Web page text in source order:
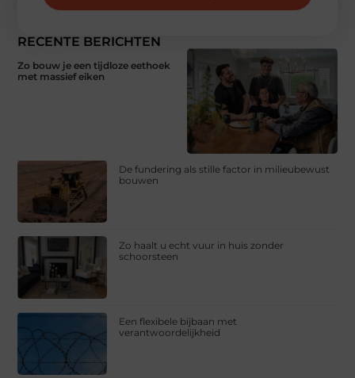
RECENTE BERICHTEN
Zo bouw je een tijdloze eethoek
met massief eiken
De fundering als stille factor in milieubewust
bouwen
Zo haalt u echt vuur in huis zonder
schoorsteen
Een flexibele bijbaan met
verantwoordelijkheid